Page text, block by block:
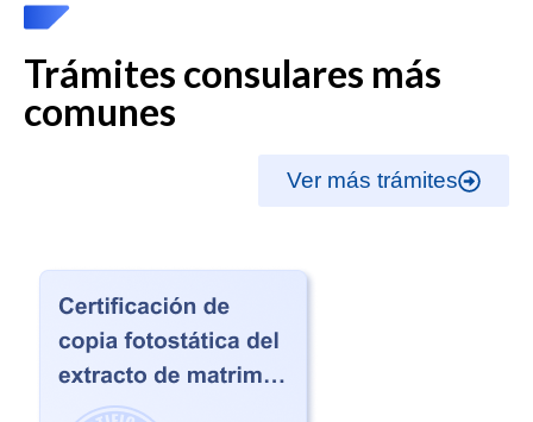
Trámites consulares más
comunes
Ver más trámites